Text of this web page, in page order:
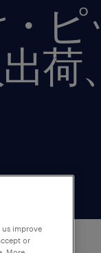
ピ
荷
improve
or